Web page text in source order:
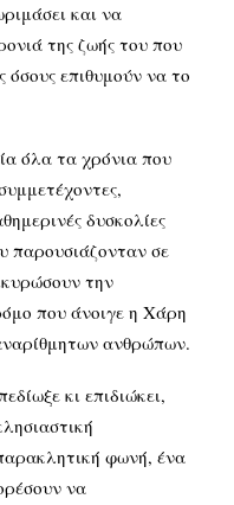
και να
της ζωής του που
όσους επιθυμούν να το
όλα τα χρόνια που
δυσκολίες
παρουσιάζονταν σε
την
που άνοιγε η Χάρη
ανθρώπων.
κι επιδιώκει,
φωνή, ένα
να